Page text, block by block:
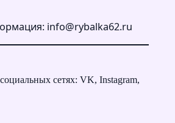
info@rybalka62.ru
сетях: VK, Instagram,